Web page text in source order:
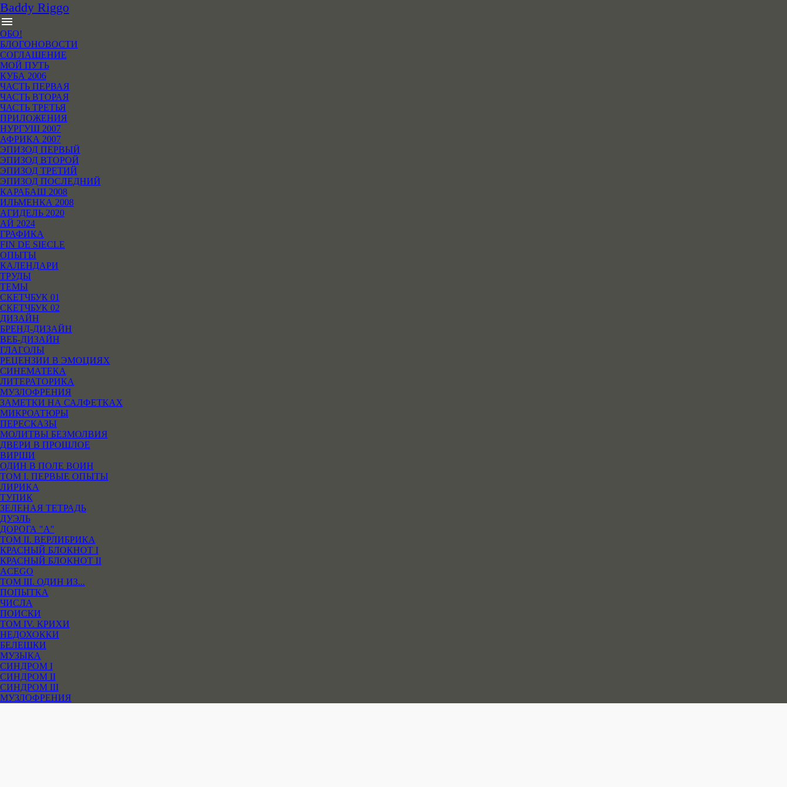
Baddy Riggo
menu
ОБО!
БЛОГОНОВОСТИ
СОГЛАШЕНИЕ
МОЙ ПУТЬ
КУБА 2006
ЧАСТЬ ПЕРВАЯ
ЧАСТЬ ВТОРАЯ
ЧАСТЬ ТРЕТЬЯ
ПРИЛОЖЕНИЯ
НУРГУШ 2007
АФРИКА 2007
ЭПИЗОД ПЕРВЫЙ
ЭПИЗОД ВТОРОЙ
ЭПИЗОД ТРЕТИЙ
ЭПИЗОД ПОСЛЕДНИЙ
КАРАБАШ 2008
ИЛЬМЕНКА 2008
АГИДЕЛЬ 2020
АЙ 2024
ГРАФИКА
FIN DE SIECLE
ОПЫТЫ
КАЛЕНДАРИ
ТРУДЫ
ТЕМЫ
СКЕТЧБУК 01
СКЕТЧБУК 02
ДИЗАЙН
БРЕНД-ДИЗАЙН
ВЕБ-ДИЗАЙН
ГЛАГОЛЫ
РЕЦЕНЗИИ В ЭМОЦИЯХ
СИНЕМАТЕКА
ЛИТЕРАТОРИКА
МУЗЛОФРЕНИЯ
ЗАМЕТКИ НА САЛФЕТКАХ
МИКРОАТЮРЫ
ПЕРЕСКАЗЫ
МОЛИТВЫ БЕЗМОЛВИЯ
ДВЕРИ В ПРОШЛОЕ
ВИРШИ
ОДИН В ПОЛЕ ВОИН
ТОМ I. ПЕРВЫЕ ОПЫТЫ
ЛИРИКА
ТУПИК
ЗЕЛЕНАЯ ТЕТРАДЬ
ДУЭЛЬ
ДОРОГА "А"
ТОМ II. ВЕРЛИБРИКА
КРАСНЫЙ БЛОКНОТ I
КРАСНЫЙ БЛОКНОТ II
ACEGO
ТОМ III. ОДИН ИЗ...
ПОПЫТКА
ЧИСЛА
ПОИСКИ
ТОМ IV. КРИХИ
НЕДОХОККИ
БЕЛЕШКИ
МУЗЫКА
СИНДРОМ I
СИНДРОМ II
СИНДРОМ III
МУЗЛОФРЕНИЯ